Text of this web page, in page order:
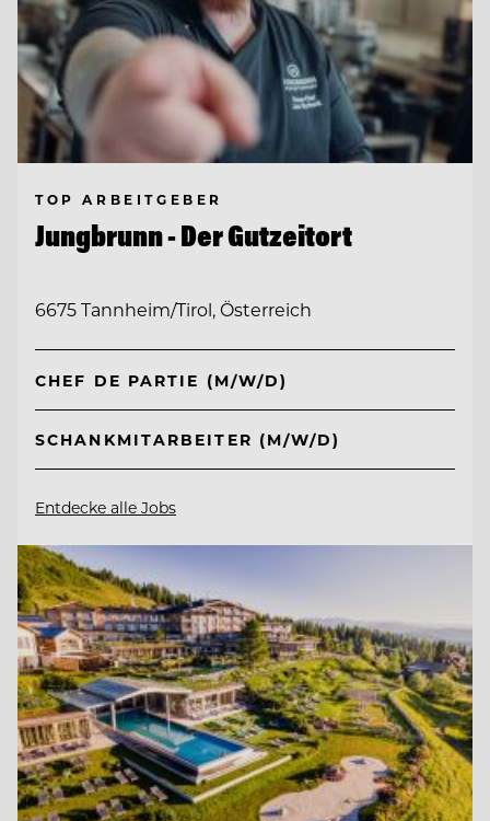
TOP ARBEITGEBER
Jungbrunn - Der Gutzeitort
6675 Tannheim/Tirol, Österreich
CHEF DE PARTIE (M/W/D)
SCHANKMITARBEITER (M/W/D)
Entdecke alle Jobs